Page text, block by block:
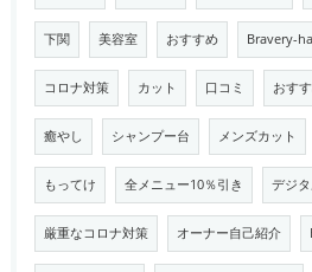
下関 美容室 おすすめ Bravery-
コロナ対策 カット 口コミ おす
癒やし シャンプー台 メンズカット
もってけ 全メニュー10％引き デジ
厳重なコロナ対策 オーナー自己紹介